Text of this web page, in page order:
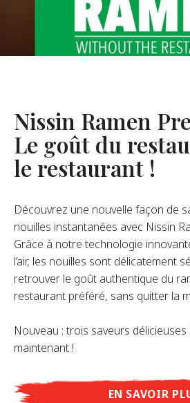
De Nous
FAQ
Nissin Ramen
Le goût du
le restaurant !
Découvrez une nouvelle façon de
nouilles instantanées avec Nissin
Grâce à notre technologie
l’air, les nouilles sont délicatement
retrouver le goût authentique du
restaurant préféré, sans quitter la
Nouveau : trois saveurs
maintenant !
EN SAVOIR